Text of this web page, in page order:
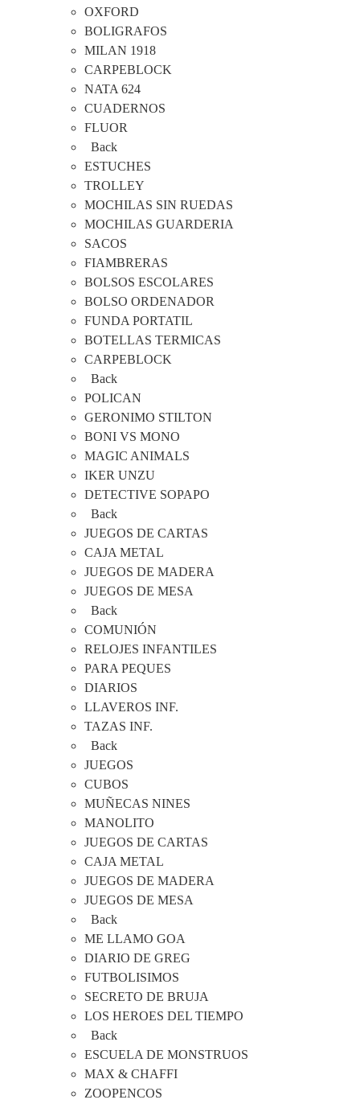
OXFORD
BOLIGRAFOS
MILAN 1918
CARPEBLOCK
NATA 624
CUADERNOS
FLUOR
Back
ESTUCHES
TROLLEY
MOCHILAS SIN RUEDAS
MOCHILAS GUARDERIA
SACOS
FIAMBRERAS
BOLSOS ESCOLARES
BOLSO ORDENADOR
FUNDA PORTATIL
BOTELLAS TERMICAS
CARPEBLOCK
Back
POLICAN
GERONIMO STILTON
BONI VS MONO
MAGIC ANIMALS
IKER UNZU
DETECTIVE SOPAPO
Back
JUEGOS DE CARTAS
CAJA METAL
JUEGOS DE MADERA
JUEGOS DE MESA
Back
COMUNIÓN
RELOJES INFANTILES
PARA PEQUES
DIARIOS
LLAVEROS INF.
TAZAS INF.
Back
JUEGOS
CUBOS
MUÑECAS NINES
MANOLITO
JUEGOS DE CARTAS
CAJA METAL
JUEGOS DE MADERA
JUEGOS DE MESA
Back
ME LLAMO GOA
DIARIO DE GREG
FUTBOLISIMOS
SECRETO DE BRUJA
LOS HEROES DEL TIEMPO
Back
ESCUELA DE MONSTRUOS
MAX & CHAFFI
ZOOPENCOS